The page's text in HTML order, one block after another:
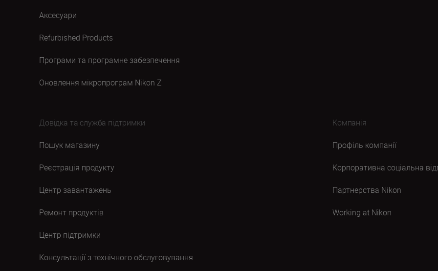
Аксесуари
Refurbished Products
Програми та програмне забезпечення
Оновлення мікропрограм Nikon Z
Довідка та служба підтримки
Пошук магазину
Реєстрація продукту
Центр завантажень
Ремонт продуктів
Центр підтримки
Консультації з технічного обслуговування
Компанія
Профіль компанії
Корпоративна соціальна
Партнерства Nikon
Working at Nikon